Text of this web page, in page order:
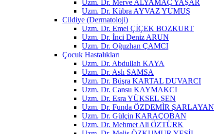
Uzm. Dr. Merve ALYAMAÇ YAŞAR
Uzm. Dr. Kübra AYVAZ YUMUŞ
Cildiye (Dermatoloji)
Uzm. Dr. Emel ÇİÇEK BOZKURT
Uzm. Dr. İnci Deniz ARUN
Uzm. Dr. Oğuzhan ÇAMCI
Çocuk Hastalıkları
Uzm. Dr. Abdullah KAYA
Uzm. Dr. Aslı SAMSA
Uzm. Dr. Büşra KARTAL DUVARCI
Uzm. Dr. Cansu KAYMAKCI
Uzm. Dr. Esra YÜKSEL ŞEN
Uzm. Dr. Funda ÖZDEMİR ŞARLAYAN
Uzm. Dr. Gülçin KARAÇOBAN
Uzm. Dr. Mehmet Ali ÖZTÜRK